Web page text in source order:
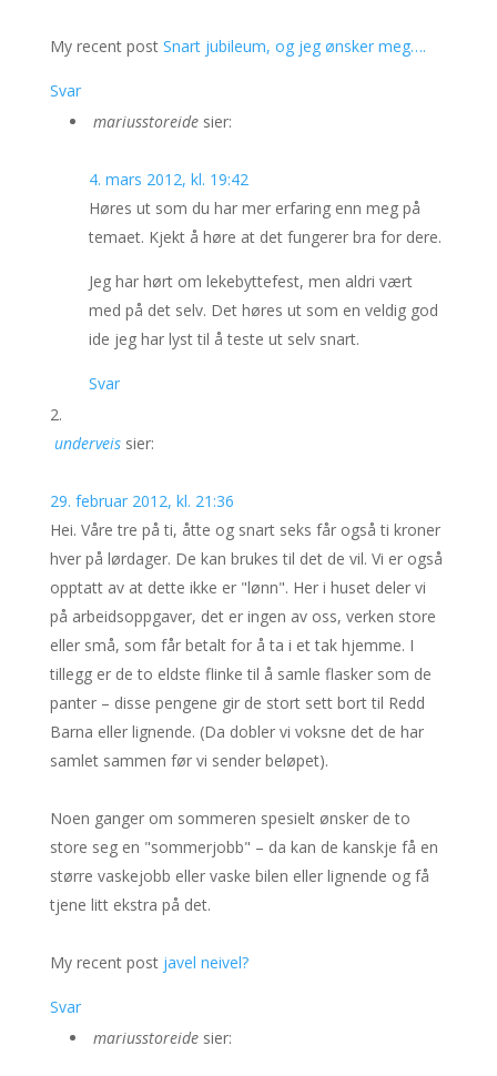
My recent post Snart jubileum, og jeg ønsker meg….
Svar
mariusstoreide sier:
4. mars 2012, kl. 19:42
Høres ut som du har mer erfaring enn meg på
temaet. Kjekt å høre at det fungerer bra for dere.
Jeg har hørt om lekebyttefest, men aldri vært
med på det selv. Det høres ut som en veldig god
ide jeg har lyst til å teste ut selv snart.
Svar
underveis sier:
29. februar 2012, kl. 21:36
Hei. Våre tre på ti, åtte og snart seks får også ti kroner
hver på lørdager. De kan brukes til det de vil. Vi er også
opptatt av at dette ikke er "lønn". Her i huset deler vi
på arbeidsoppgaver, det er ingen av oss, verken store
eller små, som får betalt for å ta i et tak hjemme. I
tillegg er de to eldste flinke til å samle flasker som de
panter – disse pengene gir de stort sett bort til Redd
Barna eller lignende. (Da dobler vi voksne det de har
samlet sammen før vi sender beløpet).
Noen ganger om sommeren spesielt ønsker de to
store seg en "sommerjobb" – da kan de kanskje få en
større vaskejobb eller vaske bilen eller lignende og få
tjene litt ekstra på det.
My recent post javel neivel?
Svar
mariusstoreide sier: